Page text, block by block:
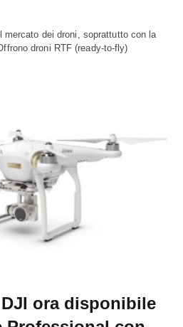
mercato dei droni, soprattutto con la
droni RTF (ready-to-fly)
ora disponibile